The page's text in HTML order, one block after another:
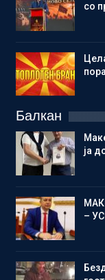
со
Балкан
ја
–